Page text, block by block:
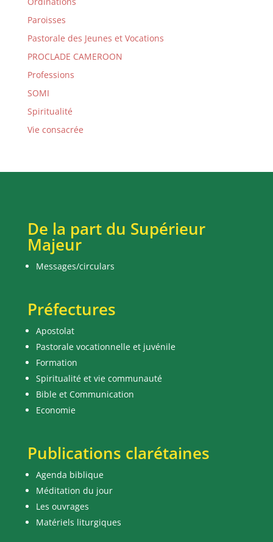
Paroisses
Pastorale des Jeunes et Vocations
PROCLADE CAMEROON
Professions
SOMI
Spiritualité
Vie consacrée
De la part du Supérieur
Majeur
Messages/circulars
Préfectures
Apostolat
Pastorale vocationnelle et juvénile
Formation
Spiritualité et vie communauté
Bible et Communication
Economie
Publications clarétaines
Agenda biblique
Méditation du jour
Les ouvrages
Matériels liturgiques